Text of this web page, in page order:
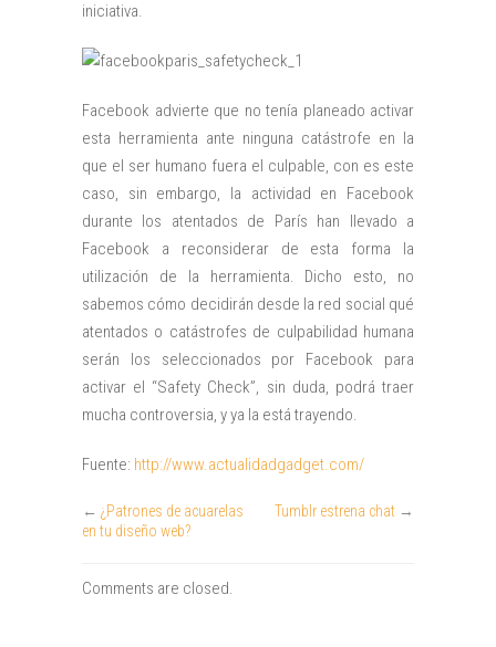
iniciativa.
Facebook advierte que no tenía planeado activar
esta herramienta ante ninguna catástrofe en la
que el ser humano fuera el culpable, con es este
caso, sin embargo, la actividad en Facebook
durante los atentados de París han llevado a
Facebook a reconsiderar de esta forma la
utilización de la herramienta. Dicho esto, no
sabemos cómo decidirán desde la red social qué
atentados o catástrofes de culpabilidad humana
serán los seleccionados por Facebook para
activar el “Safety Check”, sin duda, podrá traer
mucha controversia, y ya la está trayendo.
Fuente: http://www.actualidadgadget.com/
← ¿Patrones de acuarelas
en tu diseño web?
Tumblr estrena chat →
Comments are closed.